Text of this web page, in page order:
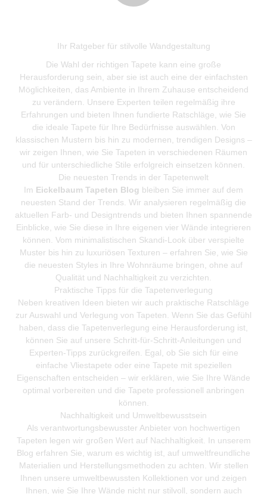
Ihr Ratgeber für stilvolle Wandgestaltung
Die Wahl der richtigen Tapete kann eine große
Herausforderung sein, aber sie ist auch eine der einfachsten
Möglichkeiten, das Ambiente in Ihrem Zuhause entscheidend
zu verändern. Unsere Experten teilen regelmäßig ihre
Erfahrungen und bieten Ihnen fundierte Ratschläge, wie Sie
die ideale Tapete für Ihre Bedürfnisse auswählen. Von
klassischen Mustern bis hin zu modernen, trendigen Designs –
wir zeigen Ihnen, wie Sie Tapeten in verschiedenen Räumen
und für unterschiedliche Stile erfolgreich einsetzen können.
Die neuesten Trends in der Tapetenwelt
Im Eickelbaum Tapeten Blog bleiben Sie immer auf dem
neuesten Stand der Trends. Wir analysieren regelmäßig die
aktuellen Farb- und Designtrends und bieten Ihnen spannende
Einblicke, wie Sie diese in Ihre eigenen vier Wände integrieren
können. Vom minimalistischen Skandi-Look über verspielte
Muster bis hin zu luxuriösen Texturen – erfahren Sie, wie Sie
die neuesten Styles in Ihre Wohnräume bringen, ohne auf
Qualität und Nachhaltigkeit zu verzichten.
Praktische Tipps für die Tapetenverlegung
Neben kreativen Ideen bieten wir auch praktische Ratschläge
zur Auswahl und Verlegung von Tapeten. Wenn Sie das Gefühl
haben, dass die Tapetenverlegung eine Herausforderung ist,
können Sie auf unsere Schritt-für-Schritt-Anleitungen und
Experten-Tipps zurückgreifen. Egal, ob Sie sich für eine
einfache Vliestapete oder eine Tapete mit speziellen
Eigenschaften entscheiden – wir erklären, wie Sie Ihre Wände
optimal vorbereiten und die Tapete professionell anbringen
können.
Nachhaltigkeit und Umweltbewusstsein
Als verantwortungsbewusster Anbieter von hochwertigen
Tapeten legen wir großen Wert auf Nachhaltigkeit. In unserem
Blog erfahren Sie, warum es wichtig ist, auf umweltfreundliche
Materialien und Herstellungsmethoden zu achten. Wir stellen
Ihnen unsere umweltbewussten Kollektionen vor und zeigen
Ihnen, wie Sie Ihre Wände nicht nur stilvoll, sondern auch